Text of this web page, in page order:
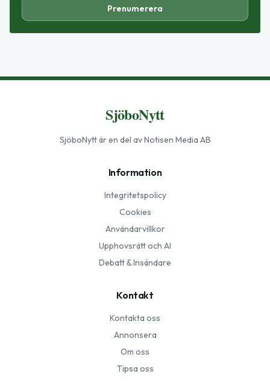
Prenumerera
SjöboNytt
SjöboNyttär en del av Notisen Media AB
Information
Integritetspolicy
Cookies
Användarvillkor
Upphovsrätt och AI
Debatt & Insändare
Kontakt
Kontakta oss
Annonsera
Om oss
Tipsa oss